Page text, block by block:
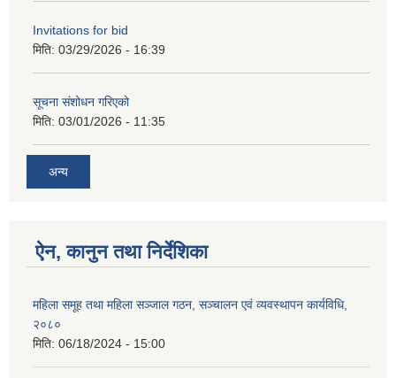
Invitations for bid
मिति: 03/29/2026 - 16:39
सूचना संशोधन गरिएको
मिति: 03/01/2026 - 11:35
अन्य
ऐन, कानुन तथा निर्देशिका
महिला समूह तथा महिला सञ्जाल गठन, सञ्चालन एवं व्यवस्थापन कार्यविधि,
२०८०
मिति: 06/18/2024 - 15:00